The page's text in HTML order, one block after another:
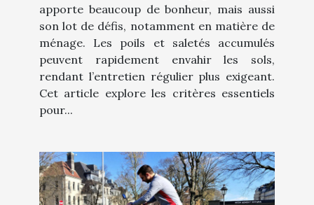
apporte beaucoup de bonheur, mais aussi
son lot de défis, notamment en matière de
ménage. Les poils et saletés accumulés
peuvent rapidement envahir les sols,
rendant l’entretien régulier plus exigeant.
Cet article explore les critères essentiels
pour...